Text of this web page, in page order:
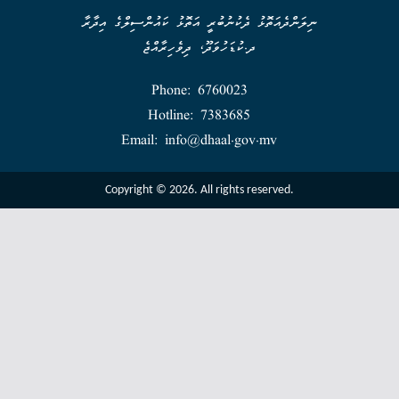
ނިލަންދެއަތޮޅު ދެކުނުބުރީ އަތޮޅު ކައުންސިލްގެ އިދާރާ
ދ.ކުޑަހުވަދޫ، ދިވެހިރާއްޖެ
Phone: 6760023
Hotline: 7383685
Email: info@dhaal.gov.mv
Copyright © 2026. All rights reserved.